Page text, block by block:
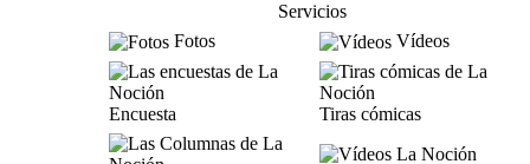
Servicios
Fotos
Vídeos
Encuesta Tiras cómicas